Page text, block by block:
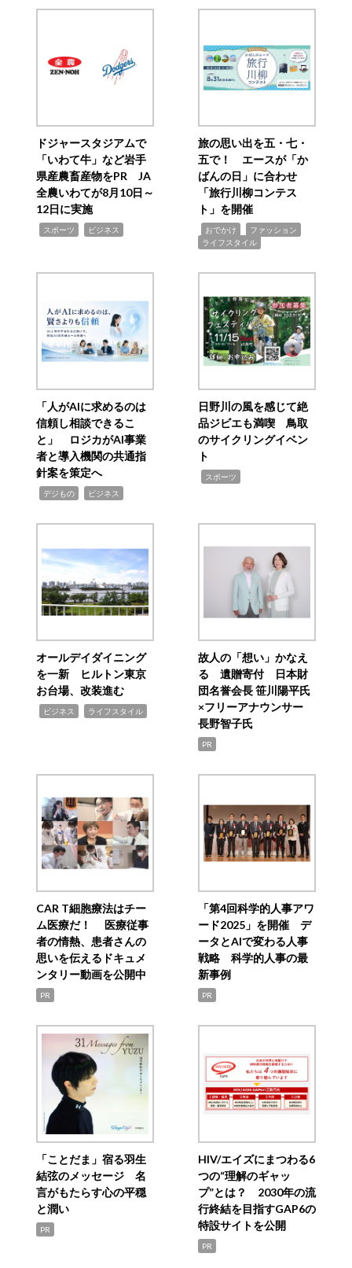
ドジャースタジアムで
「いわて牛」など岩手
県産農畜産物をPR JA
全農いわてが8月10日～
12日に実施
スポーツ ビジネス
旅の思い出を五・七・
五で！ エースが「か
ばんの日」に合わせ
「旅行川柳コンテス
ト」を開催
おでかけ ファッション
ライフスタイル
「人がAIに求めるのは
信頼し相談できるこ
と」 ロジカがAI事業
者と導入機関の共通指
針案を策定へ
デジもの ビジネス
日野川の風を感じて絶
品ジビエも満喫 鳥取
のサイクリングイベン
ト
スポーツ
オールデイダイニング
を一新 ヒルトン東京
お台場、改装進む
ビジネス ライフスタイル
故人の「想い」かなえ
る 遺贈寄付 日本財
団名誉会長 笹川陽平氏
×フリーアナウンサー
長野智子氏
PR
CAR T細胞療法はチー
ム医療だ！ 医療従事
者の情熱、患者さんの
思いを伝えるドキュメ
ンタリー動画を公開中
PR
「第4回科学的人事アワ
ード2025」を開催 デ
ータとAIで変わる人事
戦略 科学的人事の最
新事例
PR
「ことだま」宿る羽生
結弦のメッセージ 名
言がもたらす心の平穏
と潤い
PR
HIV/エイズにまつわる6
つの“理解のギャッ
プ”とは？ 2030年の流
行終結を目指すGAP6の
特設サイトを公開
PR